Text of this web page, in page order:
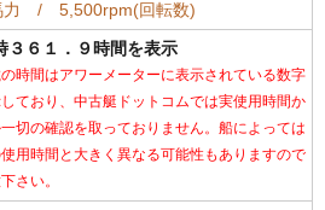
力 / 5,500rpm(回転数)
３６１．９時間を表示
時間はアワーメーターに表示されている数字
ており、中古艇ドットコムでは実使用時間か
切の確認を取っておりません。船によっては
用時間と大きく異なる可能性もありますので
さい。